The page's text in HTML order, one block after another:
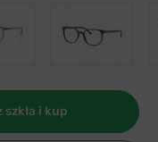
i kup